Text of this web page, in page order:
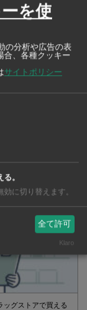
グストアで買える
を使
の分析や広告の表
合、各種クッキー
サイトポリシー
。
効に切り替えます。
全て許可
Klaro